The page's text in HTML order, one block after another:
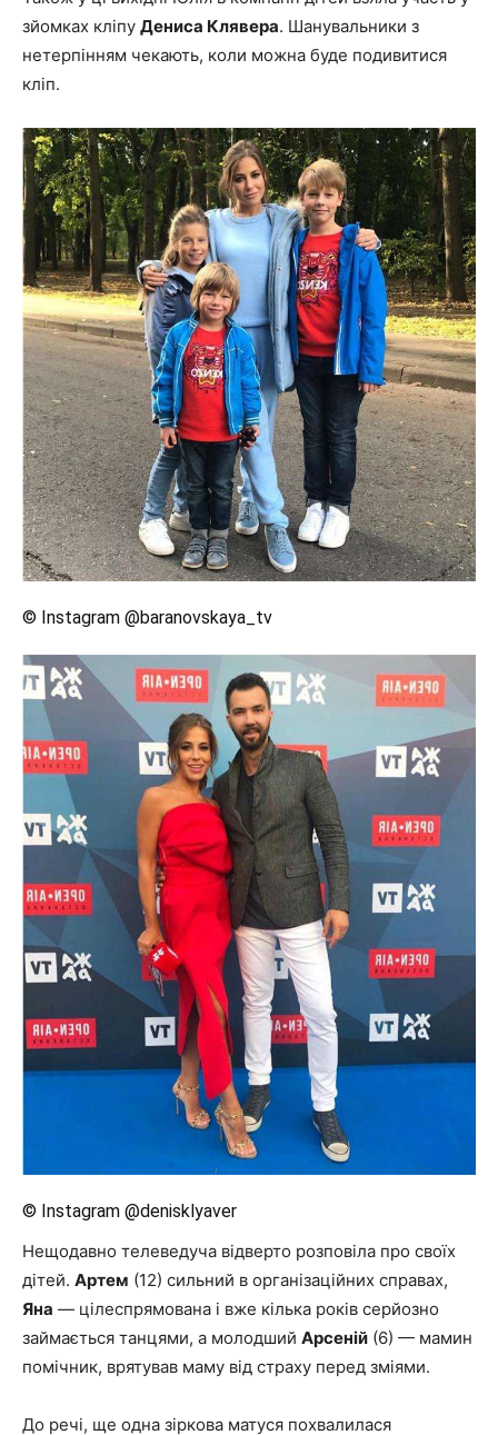
зйомках кліпу Дениса Клявера. Шанувальники з
нетерпінням чекають, коли можна буде подивитися
кліп.
© Instagram @baranovskaya_tv
© Instagram @denisklyaver
Нещодавно телеведуча відверто розповіла про своїх
дітей. Артем (12) сильний в організаційних справах,
Яна — цілеспрямована і вже кілька років серйозно
займається танцями, а молодший Арсеній (6) — мамин
помічник, врятував маму від страху перед зміями.
До речі, ще одна зіркова матуся похвалилася